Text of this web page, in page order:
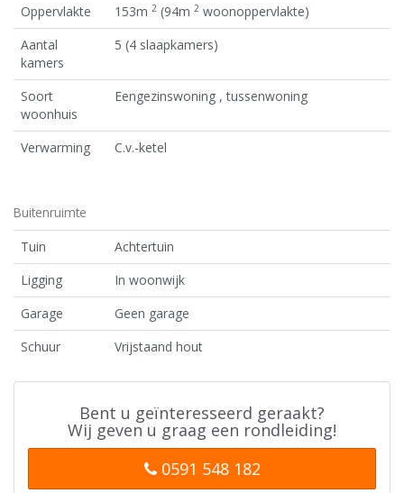
Oppervlakte
153m 2 (94m 2 woonoppervlakte)
Aantal
kamers
5 (4 slaapkamers)
Soort
woonhuis
Eengezinswoning , tussenwoning
Verwarming C.v.-ketel
Buitenruimte
Tuin
Achtertuin
Ligging
In woonwijk
Garage
Geen garage
Schuur
Vrijstaand hout
Bent u geïnteresseerd geraakt?
Wij geven u graag een rondleiding!
0591 548 182